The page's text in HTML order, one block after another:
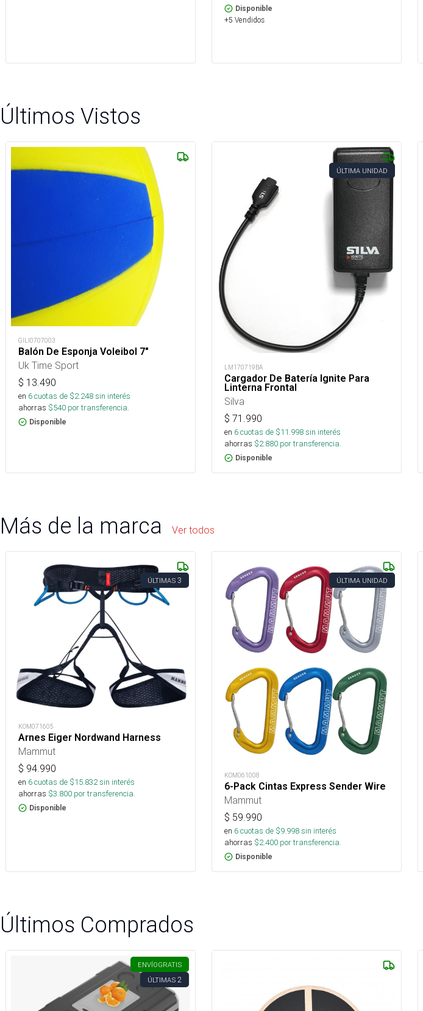
Disponible
+5 Vendidos
Últimos Vistos
GILI0707003
Balón De Esponja Voleibol 7"
Uk Time Sport
$ 13.490
en 6cuotas de $2.248sin interés
ahorras $540 por transferencia.
Disponible
ÚLTIMA UNIDAD
LM170719BA
Cargador De Batería Ignite Para
Linterna Frontal
Silva
$ 71.990
en 6cuotas de $11.998sin interés
ahorras $2.880 por transferencia.
Disponible
Más de la marca Ver todos
ÚLTIMAS 3
KOM071605
Arnes Eiger Nordwand Harness
Mammut
$ 94.990
en 6cuotas de $15.832sin interés
ahorras $3.800 por transferencia.
Disponible
ÚLTIMA UNIDAD
KOM061008
6-Pack Cintas Express Sender Wire
Mammut
$ 59.990
en 6cuotas de $9.998sin interés
ahorras $2.400 por transferencia.
Disponible
Últimos Comprados
ENVÍOGRATIS
ÚLTIMAS 2